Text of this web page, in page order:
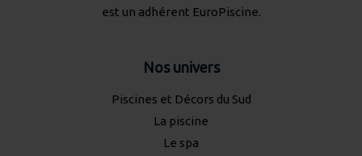
est un adhérent EuroPiscine.
Nos univers
Piscines et Décors du Sud
La piscine
Le spa